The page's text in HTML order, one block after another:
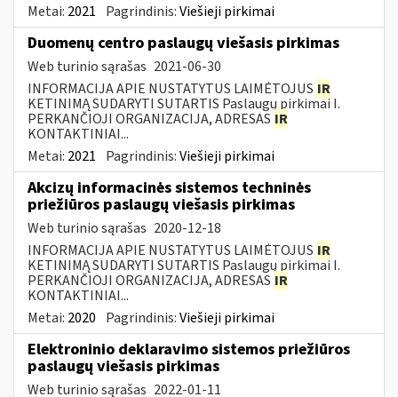
Metai: 2021 Pagrindinis:Viešieji pirkimai
Duomenų centro paslaugų viešasis pirkimas
Web turinio sąrašas 2021-06-30
INFORMACIJA APIE NUSTATYTUS LAIMĖTOJUS IR
KETINIMĄ SUDARYTI SUTARTIS Paslaugų pirkimai I.
PERKANČIOJI ORGANIZACIJA, ADRESAS IR
KONTAKTINIAI...
Metai: 2021 Pagrindinis:Viešieji pirkimai
Akcizų informacinės sistemos techninės
priežiūros paslaugų viešasis pirkimas
Web turinio sąrašas 2020-12-18
INFORMACIJA APIE NUSTATYTUS LAIMĖTOJUS IR
KETINIMĄ SUDARYTI SUTARTIS Paslaugų pirkimai I.
PERKANČIOJI ORGANIZACIJA, ADRESAS IR
KONTAKTINIAI...
Metai: 2020 Pagrindinis:Viešieji pirkimai
Elektroninio deklaravimo sistemos priežiūros
paslaugų viešasis pirkimas
Web turinio sąrašas 2022-01-11